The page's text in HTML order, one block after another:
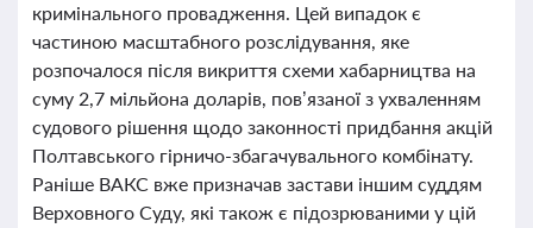
кримінального провадження. Цей випадок є
частиною масштабного розслідування, яке
розпочалося після викриття схеми хабарництва на
суму 2,7 мільйона доларів, пов’язаної з ухваленням
судового рішення щодо законності придбання акцій
Полтавського гірничо-збагачувального комбінату.
Раніше ВАКС вже призначав застави іншим суддям
Верховного Суду, які також є підозрюваними у цій